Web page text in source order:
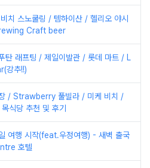
치 스노쿨링 / 템하이산 / 헬리오 야시
Craft beer
탄 래프팅 / 제일이발관 / 롯데 마트 / L
강추!!)
/ Strawberry 풀빌라 / 미케 비치 /
식당 추천 및 후기
여행 시작(feat.우정여행) - 새벽 출국
호텔